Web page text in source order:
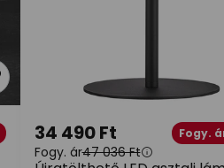
34 490 Ft Fogy.
Fogy. ár47 036 Ft